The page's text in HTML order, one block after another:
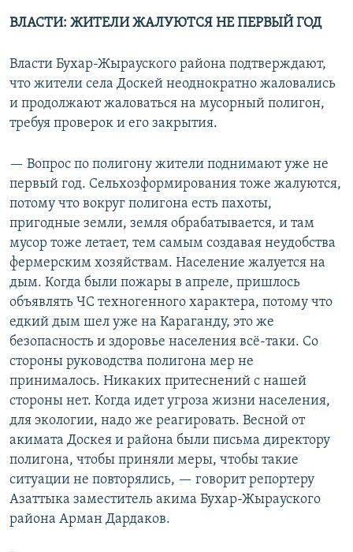
ВЛАСТИ: ЖИТЕЛИ ЖАЛУЮТСЯ НЕ ПЕРВЫЙ ГОД
Власти Бухар-Жырауского района подтверждают,
что жители села Доскей неоднократно жаловались
и продолжают жаловаться на мусорный полигон,
требуя проверок и его закрытия.
— Вопрос по полигону жители поднимают уже не
первый год. Сельхозформирования тоже жалуются,
потому что вокруг полигона есть пахоты,
пригодные земли, земля обрабатывается, и там
мусор тоже летает, тем самым создавая неудобства
фермерским хозяйствам. Население жалуется на
дым. Когда были пожары в апреле, пришлось
объявлять ЧС техногенного характера, потому что
едкий дым шел уже на Караганду, это же
безопасность и здоровье населения всё-таки. Со
стороны руководства полигона мер не
принималось. Никаких притеснений с нашей
стороны нет. Когда идет угроза жизни населения,
для экологии, надо же реагировать. Весной от
акимата Доскея и района были письма директору
полигона, чтобы приняли меры, чтобы такие
ситуации не повторялись, — говорит репортеру
Азаттыка заместитель акима Бухар-Жырауского
района Арман Дардаков.